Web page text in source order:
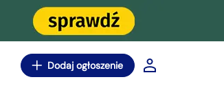
Dodaj ogłoszenie